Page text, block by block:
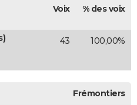
Voix % des voix
43 100,00%
Frémontiers